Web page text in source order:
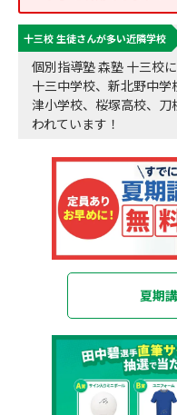
動画でわかる！森塾
十三校 生徒さんが多い近隣学校
個別指導塾 森塾 十三校に
十三中学校、新北野中
津小学校、桜塚高校、
われています！
夏期